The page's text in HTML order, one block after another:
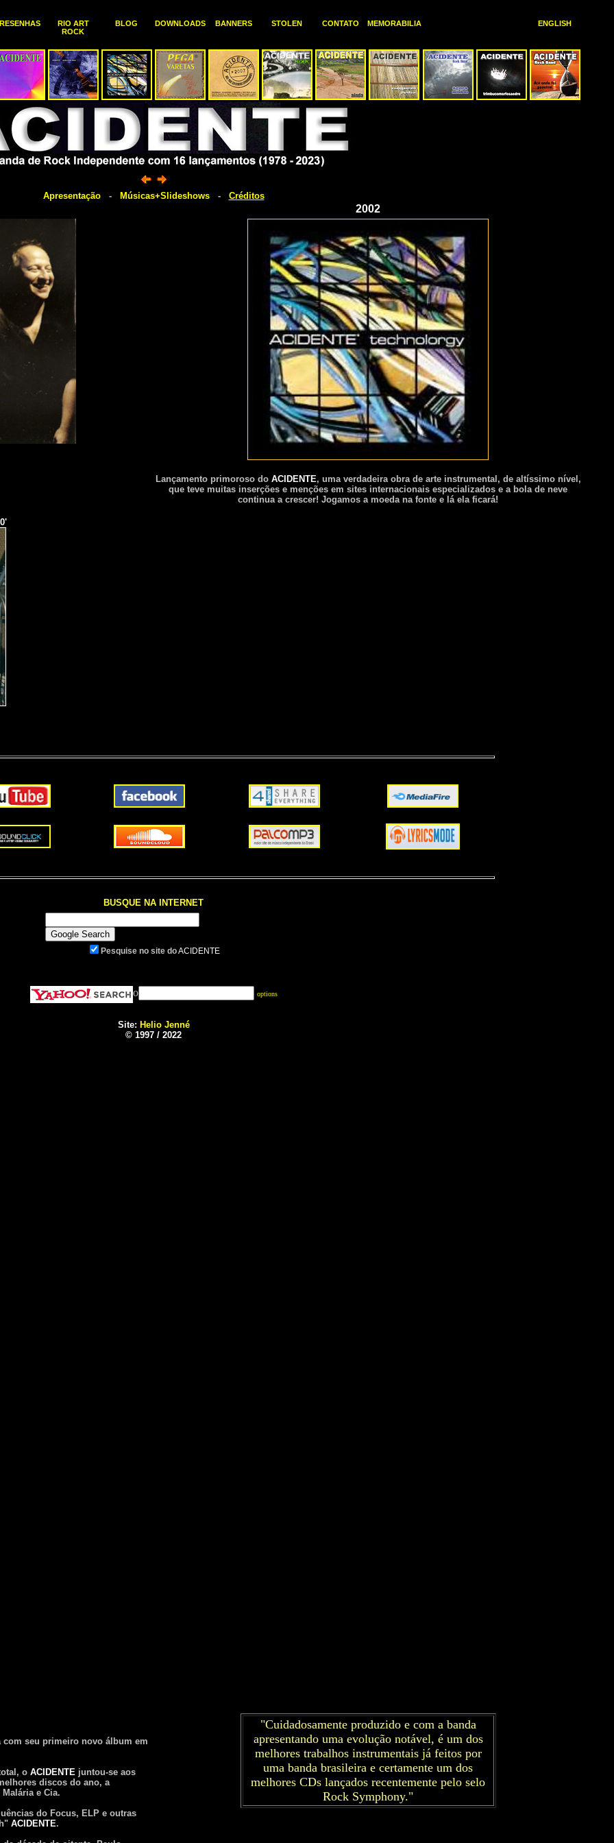
RIO ART
ROCK
BLOG DOWNLOADS BANNERS STOLEN CONTATO MEMORABILIA ENGLISH
Apresentação- Músicas+Slideshows- Créditos
2002
Lançamento primoroso do ACIDENTE, uma verdadeira obra de arte instrumental, de altíssimo nível,
que teve muitas inserções e menções em sites internacionais especializados e a bola de neve
continua a crescer! Jogamos a moeda na fonte e lá ela ficará!
BUSQUE NA INTERNET
Pesquise no site doACIDENTE
o options
Site: Helio Jenné
© 1997 / 2022
com seu primeiro novo álbum em
o ACIDENTEjuntou-se aos
discos do ano, a
e Cia.
do Focus, ELP e outras
ACIDENTE.
"Cuidadosamente produzido e com a banda
apresentando uma evolução notável, é um dos
melhores trabalhos instrumentais já feitos por
uma banda brasileira e certamente um dos
melhores CDs lançados recentemente pelo selo
Rock Symphony."